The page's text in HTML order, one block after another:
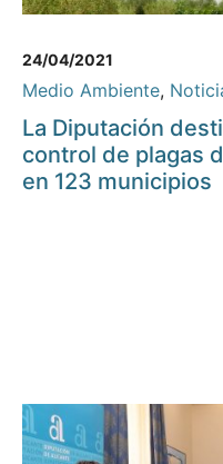
24/04/2021
Medio Ambiente,
La Diputación
control de plagas
en 123 municipios